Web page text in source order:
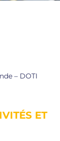
– DOTI
ET